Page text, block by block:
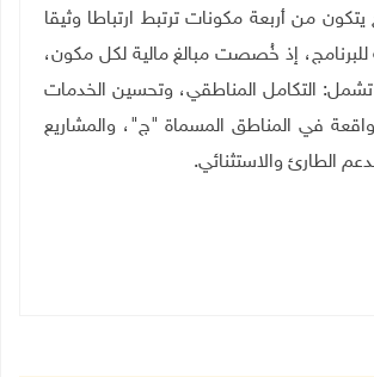
يتكون من أربعة مكونات ترتبط ارتباطا وثيقا
للبرنامج، إذ خُصصت مبالغ مالية لكل مكون،
التكامل المناطقي، وتحسين الخدمات
في المناطق المسماة "ج"، والمشاريع
الطارئ والاستثنائي.